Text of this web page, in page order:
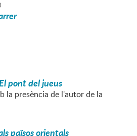
pont del jueus
la presència de l'autor de la
països orientals